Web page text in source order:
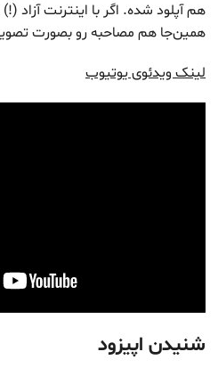
هم آپلود شده. اگر با اینترنت آزاد
همین‌جا هم مصاحبه رو بصورت
لینک ویدئوی یوتیوب
شنیدن اپیزود